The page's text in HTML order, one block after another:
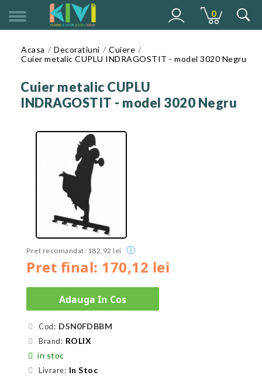
0
Acasa Decoratiuni
Cuiere
Cuier metalic CUPLU INDRAGOSTIT - model 3020 Negru
Cuier metalic CUPLU
INDRAGOSTIT - model 3020 Negru
Pret final: 170,12 lei
Pret recomandat: 182,92 lei ⓘ
Adauga In Cos
Cod: D5N0FDBBM
Brand: ROLIX
in stoc
Livrare: In Stoc